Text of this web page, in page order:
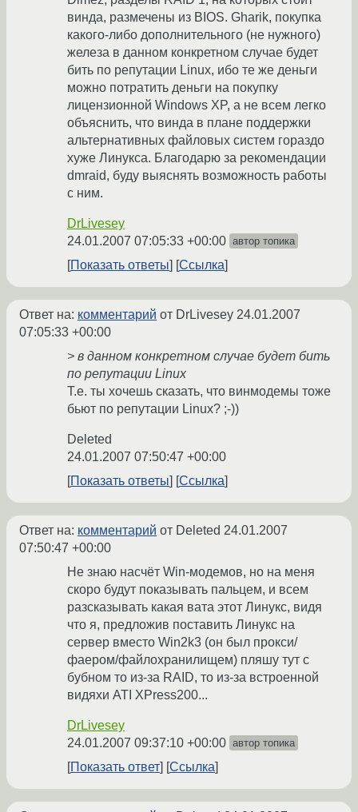
винда, размечены из BIOS. Gharik, покупка
какого-либо дополнительного (не нужного)
железа в данном конкретном случае будет
бить по репутации Linux, ибо те же деньги
можно потратить деньги на покупку
лицензионной Windows XP, а не всем легко
объяснить, что винда в плане поддержки
альтернативных файловых систем гораздо
хуже Линукса. Благодарю за рекомендации
dmraid, буду выяснять возможность работы
с ним.
DrLivesey
24.01.2007 07:05:33 +00:00 автор топика
Показать ответы Ссылка
Ответ на: комментарий от DrLivesey 24.01.2007
07:05:33 +00:00
> в данном конкретном случае будет бить
по репутации Linux
Т.е. ты хочешь сказать, что винмодемы тоже
бьют по репутации Linux? ;-))
Deleted
24.01.2007 07:50:47 +00:00
Показать ответы
Ссылка
Ответ на: комментарий от Deleted 24.01.2007
07:50:47 +00:00
Не знаю насчёт Win-модемов, но на меня
скоро будут показывать пальцем, и всем
разсказывать какая вата этот Линукс, видя
что я, предложив поставить Линукс на
сервер вместо Win2k3 (он был прокси/
фаером/файлохранилищем) пляшу тут с
бубном то из-за RAID, то из-за встроенной
видяхи ATI XPress200...
DrLivesey
24.01.2007 09:37:10 +00:00 автор топика
Показать ответ Ссылка